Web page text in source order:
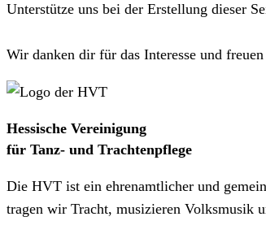
Unterstütze uns bei der Erstellung dieser
Wir danken dir für das Interesse und
Hessische Vereinigung
für Tanz- und Trachtenpflege
Die HVT ist ein ehrenamtlicher und
tragen wir Tracht, musizieren Volksmusik